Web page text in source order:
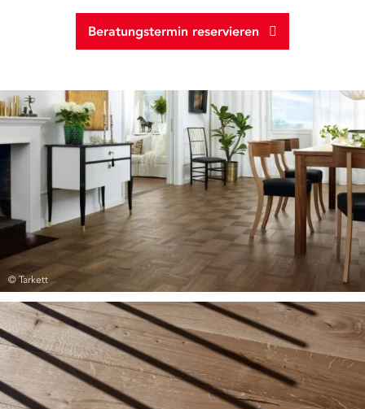
Beratungstermin reservieren
© Tarkett